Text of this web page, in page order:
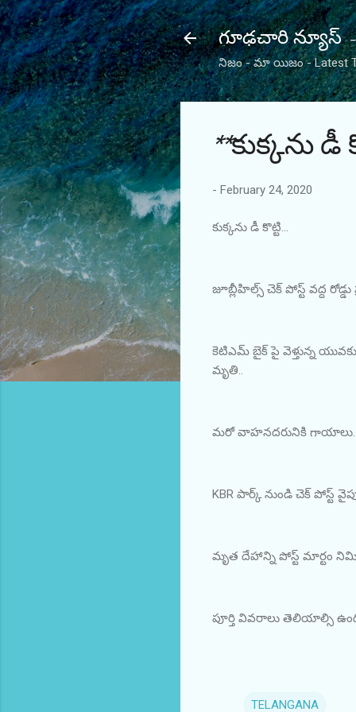
గూఢచారి న్యూస్ -
నిజం - మా యిజం - Latest
**కుక్కను
- February 24, 2020
కుక్కను డీ కొట్టి...
జూబ్లీహిల్స్ చెక్ పోస్ట్ వద్ద రోడ్డు
కెటిఎమ్ బైక్ పై వెళ్తున్న
మృతి..
మరో వాహనదరునికి గాయాలు..
KBR పార్క్ నుండి చెక్ పోస్ట్
మృత దేహాన్ని పోస్ట్ మార్టం
పూర్తి వివరాలు తెలియాల్సి
TELANGANA